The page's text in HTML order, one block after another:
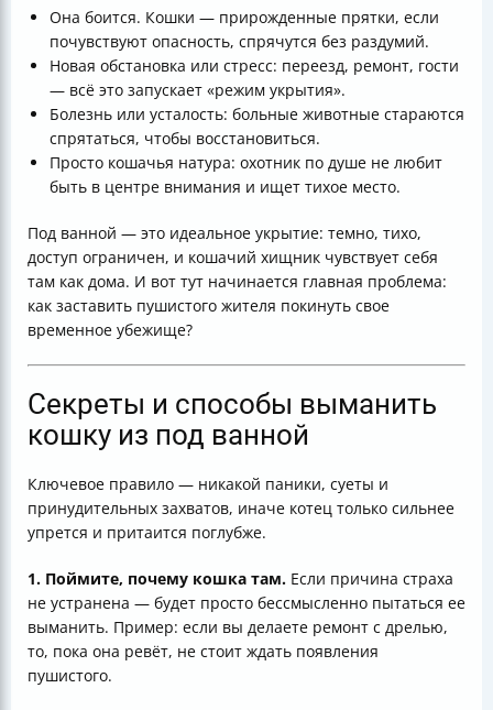
Она боится. Кошки — прирожденные прятки, если
почувствуют опасность, спрячутся без раздумий.
Новая обстановка или стресс: переезд, ремонт, гости
— всё это запускает «режим укрытия».
Болезнь или усталость: больные животные стараются
спрятаться, чтобы восстановиться.
Просто кошачья натура: охотник по душе не любит
быть в центре внимания и ищет тихое место.
Под ванной — это идеальное укрытие: темно, тихо,
доступ ограничен, и кошачий хищник чувствует себя
там как дома. И вот тут начинается главная проблема:
как заставить пушистого жителя покинуть свое
временное убежище?
Секреты и способы выманить
кошку из под ванной
Ключевое правило — никакой паники, суеты и
принудительных захватов, иначе котец только сильнее
упрется и притаится поглубже.
1. Поймите, почему кошка там. Если причина страха
не устранена — будет просто бессмысленно пытаться ее
выманить. Пример: если вы делаете ремонт с дрелью,
то, пока она ревёт, не стоит ждать появления
пушистого.